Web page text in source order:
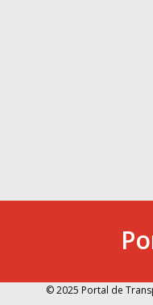
© 2025 Portal de